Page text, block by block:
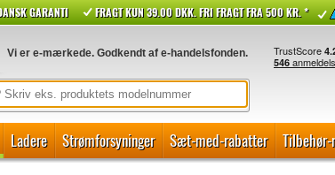
DANSK GARANTI FRAGT KUN 39.00 DKK. FRI FRAGT FRA 500 KR. *
Vi er e-mærkede. Godkendt af e-handelsfonden.
Ladere Strømforsyninger Sæt-med-rabatter